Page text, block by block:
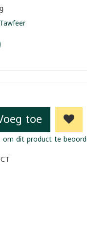
Tawfeer
toe
om dit product te